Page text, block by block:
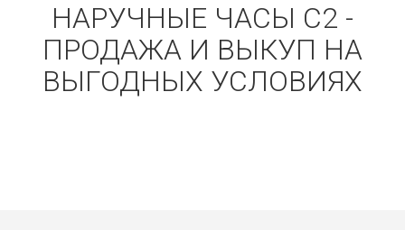
НАРУЧНЫЕ ЧАСЫ C2 -
ПРОДАЖА И ВЫКУП НА
ВЫГОДНЫХ УСЛОВИЯХ